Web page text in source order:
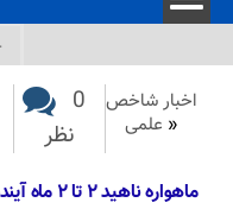
اخبار شاخص
« علمی
0
نظر
ماهواره ناهید ۲ تا ۲ ماه آینده پرتاب می‌شود